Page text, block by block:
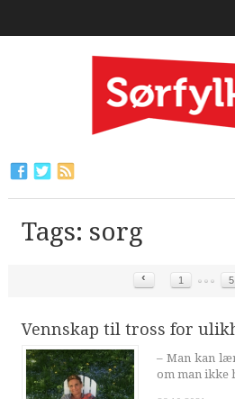
Tags: sorg
‹ 1 5
Vennskap til tross for
– Man kan
om man ikke